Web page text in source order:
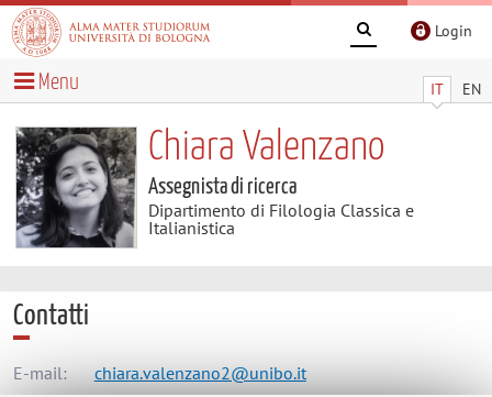
Login
IT EN
Menu
Chiara Valenzano
Assegnista di ricerca
Dipartimento di Filologia Classica e
Italianistica
Contatti
E-mail: chiara.valenzano2@unibo.it